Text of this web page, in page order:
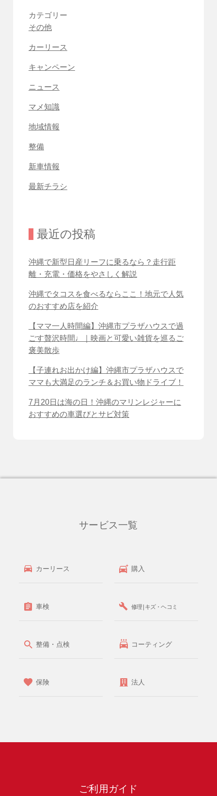
カテゴリー
その他
カーリース
キャンペーン
ニュース
マメ知識
地域情報
整備
新車情報
最新チラシ
最近の投稿
沖縄で新型日産リーフに乗るなら？走行距
離・充電・価格をやさしく解説
沖縄でタコスを食べるならここ！地元で人気
のおすすめ店を紹介
【ママ一人時間編】沖縄市プラザハウスで過
ごす贅沢時間♩｜映画と可愛い雑貨を巡るご
褒美散歩
【子連れお出かけ編】沖縄市プラザハウスで
ママも大満足のランチ＆お買い物ドライブ！
7月20日は海の日！沖縄のマリンレジャーに
おすすめの車選びとサビ対策
サービス一覧
カーリース 購入
車検 修理 | キズ・ヘコミ
整備・点検 コーティング
保険 法人
ご利用ガイド